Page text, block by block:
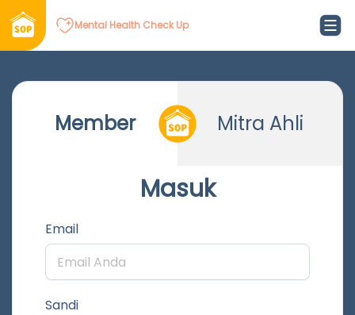
Mental Health Check Up
Member Mitra Ahli
Masuk
Email
Sandi